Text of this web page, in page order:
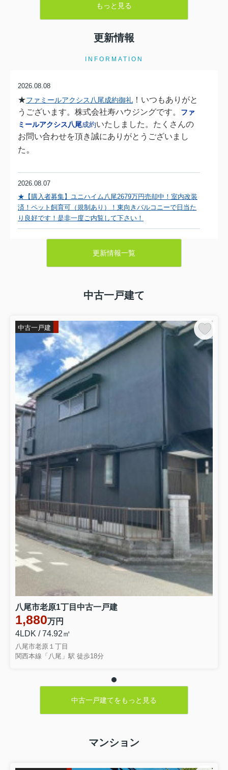
大3000万円を控除できます。 しかし、この制度は適用条件が細か
く、「知らなかったために使えなかった」というケースも少なく
方に向けて、3000万円特別控除の概要、適用要件、注意点、節税
もっと見る
更新情報
INFORMATION
2026.08.08
★ファミールアクシス八尾成約御礼 ！ いつもありがと
うございます。株式会社寿ハウジングです。 ファ
ミールアクシス八尾成約いたしました。たくさんの
お問い合わせを頂き誠にありがとうございまし
た。
2026.08.07
★【購入者募集】ユニハイム八尾2679万円売却中！室内改装
済！ペット飼育可（規制あり）！東向きバルコニーで日当た
り良好です！是非一度ご内覧して下さい！
2026.08.06
八尾市のマンション一覧はこちら！
八尾市・東大阪市の不動産売却なら寿ハウジングにお任
せください！
2026.08.05
★現在、当社では売却物件大募集中です。売却・買取をご検
討中の方は大至急ご連絡下さい！お問い合わせは、0120-884-
713です。
更新情報一覧
中古一戸建て
中古一戸建
八尾市老原1丁目中古一戸建
1,880万円
4LDK / 74.92㎡
八尾市老原１丁目
関西本線「八尾」駅 徒歩18分
中古一戸建てをもっと見る
マンション